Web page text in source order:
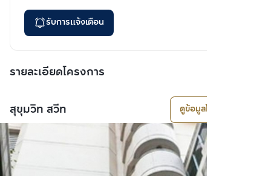
รับการแจ้งเตือน
รายละเอียดโครงการ
สุขุมวิท สวีท ดูข้อมูลโครงการ